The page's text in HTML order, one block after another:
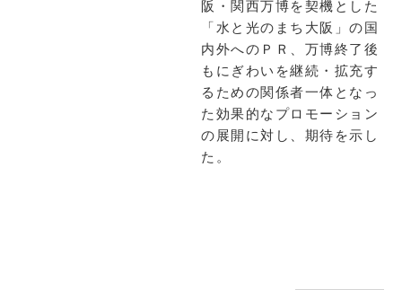
阪・関西万博を契機とした
「水と光のまち大阪」の国
内外へのＰＲ、万博終了後
もにぎわいを継続・拡充す
るための関係者一体となっ
た効果的なプロモーション
の展開に対し、期待を示し
た。